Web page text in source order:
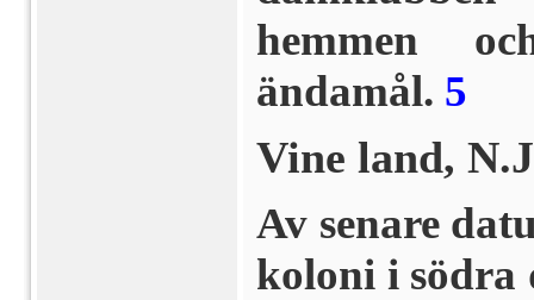
hemmen
ändamål. 5
Vine land,
Av senare
koloni i södra